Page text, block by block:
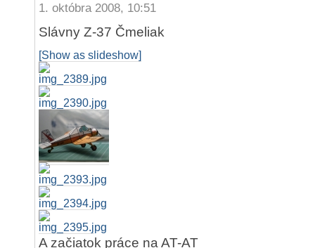
1. októbra 2008, 10:51
Slávny Z-37 Čmeliak
[Show as slideshow]
A začiatok práce na AT-AT